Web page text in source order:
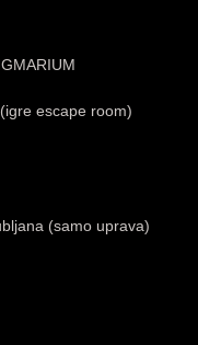
escape room)
(samo uprava)